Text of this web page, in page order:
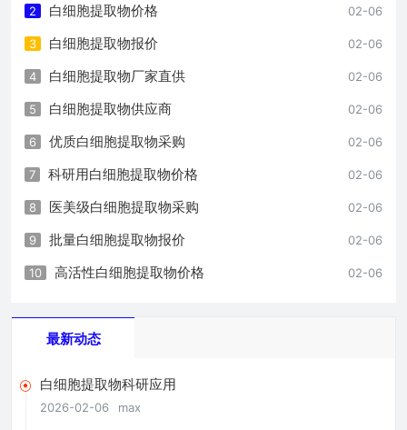
02-06
2 白细胞提取物价格
02-06
3 白细胞提取物报价
02-06
4 白细胞提取物厂家直供
02-06
5 白细胞提取物供应商
02-06
6 优质白细胞提取物采购
02-06
7 科研用白细胞提取物价格
02-06
8 医美级白细胞提取物采购
02-06
9 批量白细胞提取物报价
02-06
10 高活性白细胞提取物价格
最新动态
白细胞提取物科研应用
2026-02-06 max